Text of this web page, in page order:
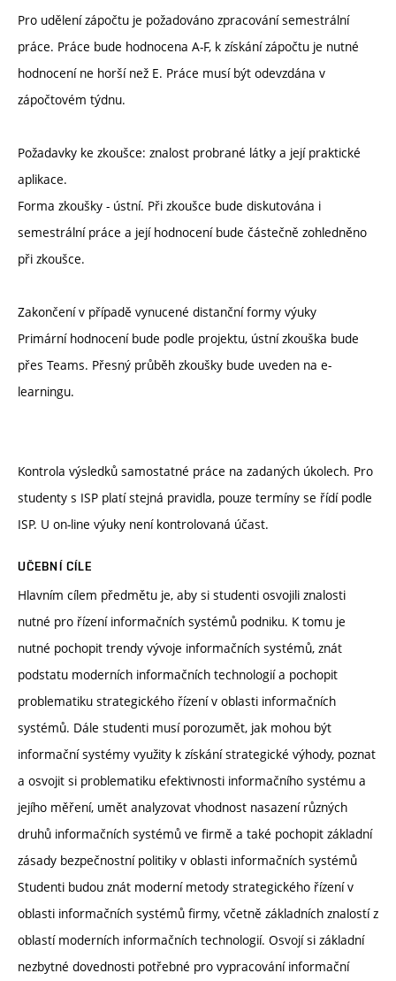
Pro udělení zápočtu je požadováno zpracování semestrální
práce. Práce bude hodnocena A-F, k získání zápočtu je nutné
hodnocení ne horší než E. Práce musí být odevzdána v
zápočtovém týdnu.
Požadavky ke zkoušce: znalost probrané látky a její praktické
aplikace.
Forma zkoušky - ústní. Při zkoušce bude diskutována i
semestrální práce a její hodnocení bude částečně zohledněno
při zkoušce.
Zakončení v případě vynucené distanční formy výuky
Primární hodnocení bude podle projektu, ústní zkouška bude
přes Teams. Přesný průběh zkoušky bude uveden na e-
learningu.
Kontrola výsledků samostatné práce na zadaných úkolech. Pro
studenty s ISP platí stejná pravidla, pouze termíny se řídí podle
ISP. U on-line výuky není kontrolovaná účast.
UČEBNÍ CÍLE
Hlavním cílem předmětu je, aby si studenti osvojili znalosti
nutné pro řízení informačních systémů podniku. K tomu je
nutné pochopit trendy vývoje informačních systémů, znát
podstatu moderních informačních technologií a pochopit
problematiku strategického řízení v oblasti informačních
systémů. Dále studenti musí porozumět, jak mohou být
informační systémy využity k získání strategické výhody, poznat
a osvojit si problematiku efektivnosti informačního systému a
jejího měření, umět analyzovat vhodnost nasazení různých
druhů informačních systémů ve firmě a také pochopit základní
zásady bezpečnostní politiky v oblasti informačních systémů
Studenti budou znát moderní metody strategického řízení v
oblasti informačních systémů firmy, včetně základních znalostí z
oblastí moderních informačních technologií. Osvojí si základní
nezbytné dovednosti potřebné pro vypracování informační